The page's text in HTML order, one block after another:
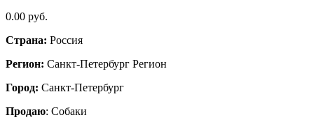
0.00 руб.
Страна: Россия
Регион: Санкт-Петербург Регион
Город: Санкт-Петербург
Продаю: Собаки